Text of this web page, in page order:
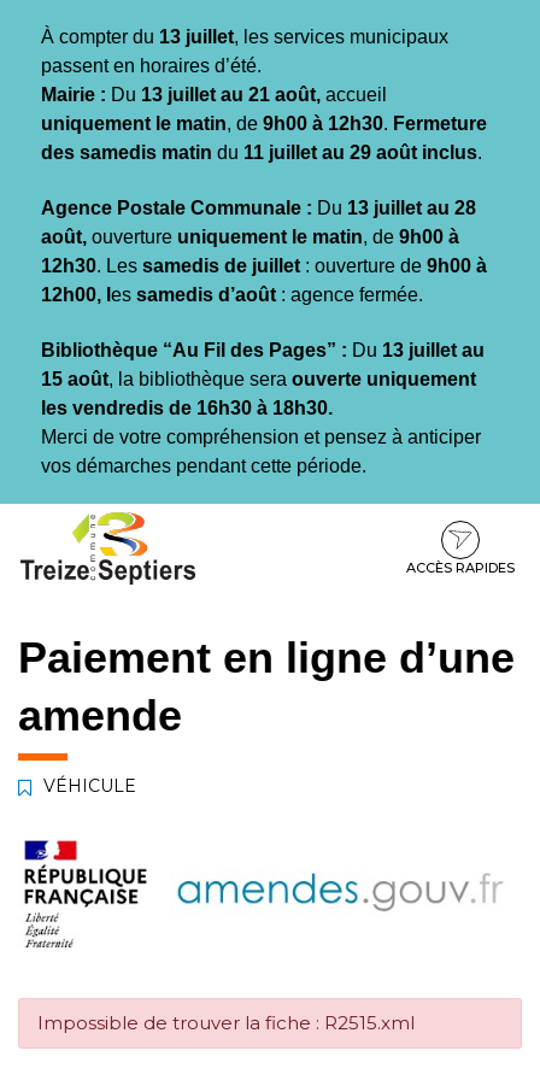
À compter du 13 juillet, les services municipaux
passent en horaires d’été.
Mairie : Du 13 juillet au 21 août, accueil
uniquement le matin, de 9h00 à 12h30. Fermeture
des samedis matin du 11 juillet au 29 août inclus.
Agence Postale Communale : Du 13 juillet au 28
août, ouverture uniquement le matin, de 9h00 à
12h30. Les samedis de juillet : ouverture de 9h00 à
12h00, l es samedis d’août : agence fermée.
Bibliothèque “Au Fil des Pages” : Du 13 juillet au
15 août, la bibliothèque sera ouverte uniquement
les vendredis de 16h30 à 18h30.
Merci de votre compréhension et pensez à anticiper
vos démarches pendant cette période.
contenu
pied
ACCÈS RAPIDES
Paiement en ligne d’une
amende
VÉHICULE
Impossible de trouver la fiche : R2515.xml